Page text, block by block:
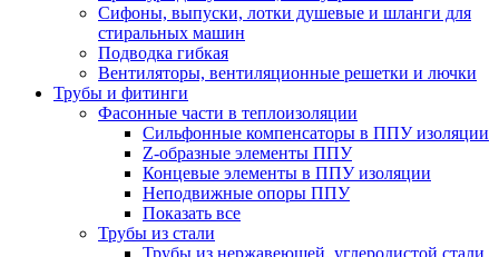
Сифоны, выпуски, лотки душевые и шланги для
стиральных машин
Подводка гибкая
Вентиляторы, вентиляционные решетки и лючки
Трубы и фитинги
Фасонные части в теплоизоляции
Cильфонные компенсаторы в ППУ изоляции
Z-образные элементы ППУ
Концевые элементы в ППУ изоляции
Неподвижные опоры ППУ
Показать все
Трубы из стали
Трубы из нержавеющей, углеродистой стали